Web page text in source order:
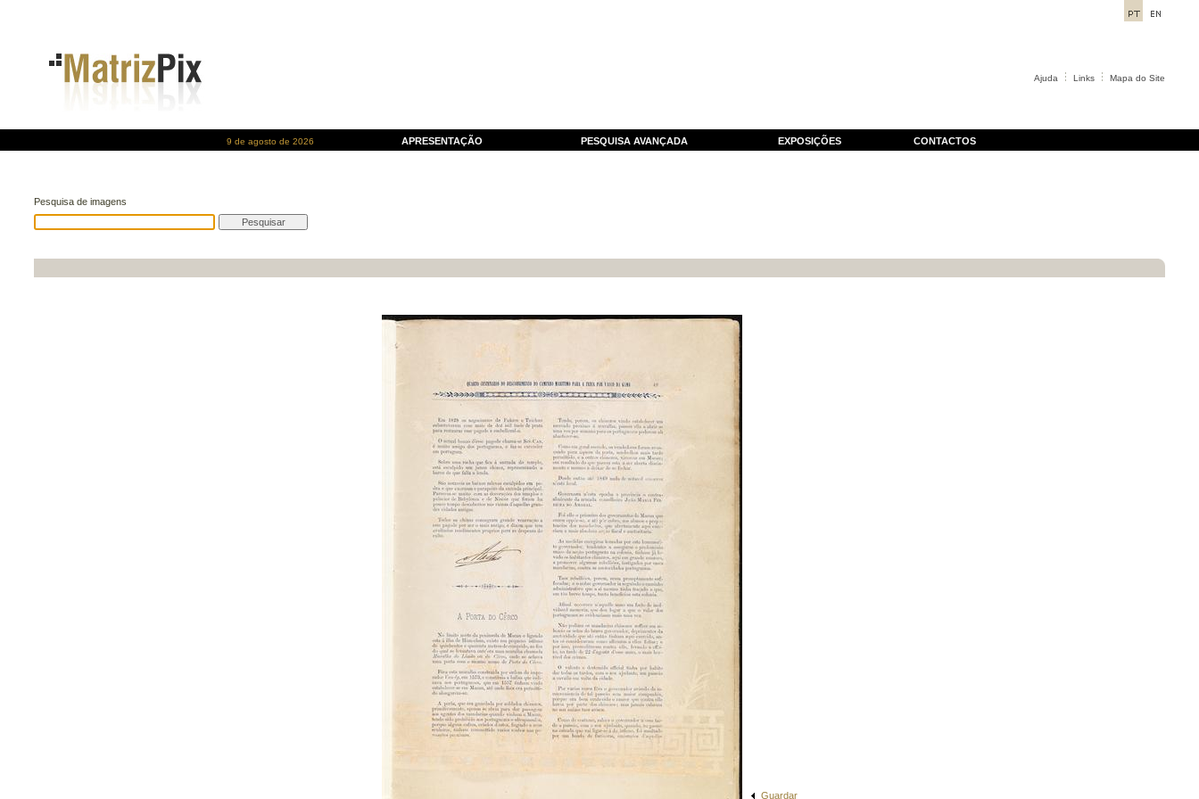
Ajuda Links Mapa do Site
9 de agosto de 2026 APRESENTAÇÃO PESQUISA AVANÇADA EXPOSIÇÕES CONTACTOS
Pesquisa de imagens
Guardar